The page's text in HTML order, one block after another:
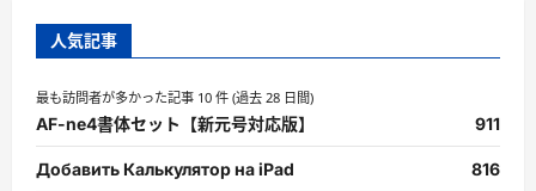
人気記事
最も訪問者が多かった記事 10 件 (過去 28 日間)
AF-ne4書体セット【新元号対応版】 911
Добавить Калькулятор на iPad 816